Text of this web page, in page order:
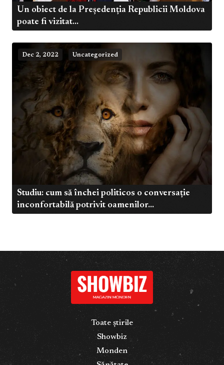
Un obiect de la Președenția Republicii Moldova
poate fi vizitat...
Dec 2, 2022 Uncategorized
Studiu: cum să închei politicos o conversație
inconfortabilă potrivit oamenilor...
Toate știrile
Showbiz
Monden